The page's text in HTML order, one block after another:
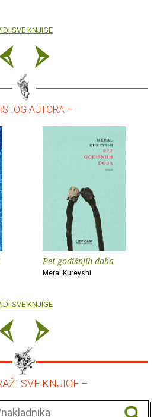
SVE KNJIGE
AUTORA –
Pet godišnjih doba
Meral Kureyshi
SVE KNJIGE
SVE KNJIGE –